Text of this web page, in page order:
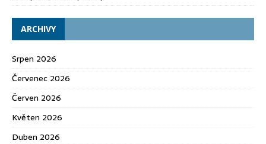
ARCHIVY
Srpen 2026
Červenec 2026
Červen 2026
Květen 2026
Duben 2026